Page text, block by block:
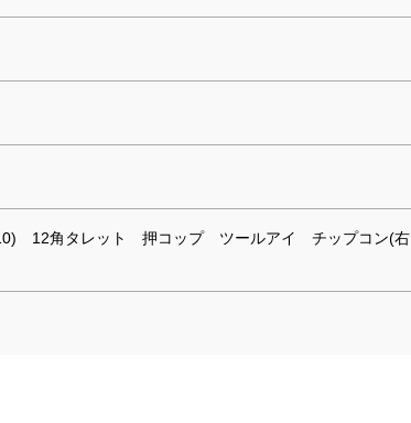
12角タレット 押コップ ツールアイ チップコン(右